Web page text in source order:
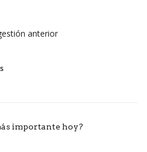
anterior
importante hoy?